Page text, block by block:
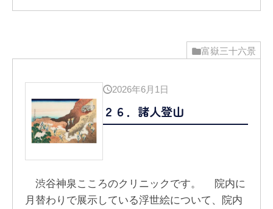
富嶽三十六景
2026年6月1日
２６．諸人登山
渋谷神泉こころのクリニックです。 院内に
月替わりで展示している浮世絵について、院内